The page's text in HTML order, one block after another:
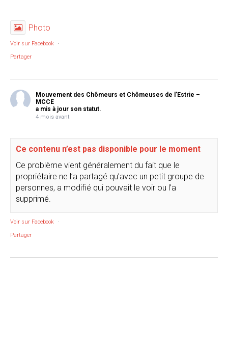
Photo
Voir sur Facebook
·
Partager
Mouvement des Chômeurs et Chômeuses de l’Estrie –
MCCE
a mis à jour son statut.
4 mois avant
Ce contenu n’est pas disponible pour le moment
Ce problème vient généralement du fait que le
propriétaire ne l’a partagé qu’avec un petit groupe de
personnes, a modifié qui pouvait le voir ou l’a
supprimé.
Voir sur Facebook
·
Partager